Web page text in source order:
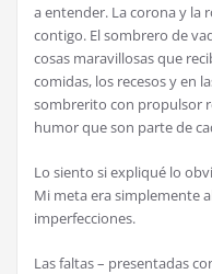
a entender. La corona y la
contigo. El sombrero de
cosas maravillosas que
comidas, los recesos y en
sombrerito con propulsor
humor que son parte de
Lo siento si expliqué lo
Mi meta era simplemente
imperfecciones.
Las faltas – presentadas